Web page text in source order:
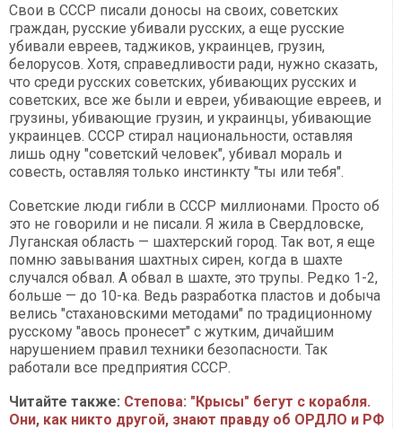
Свои в СССР писали доносы на своих, советских
граждан, русские убивали русских, а еще русские
убивали евреев, таджиков, украинцев, грузин,
белорусов. Хотя, справедливости ради, нужно сказать,
что среди русских советских, убивающих русских и
советских, все же были и евреи, убивающие евреев, и
грузины, убивающие грузин, и украинцы, убивающие
украинцев. СССР стирал национальности, оставляя
лишь одну "советский человек", убивал мораль и
совесть, оставляя только инстинкту "ты или тебя".
Советские люди гибли в СССР миллионами. Просто об
это не говорили и не писали. Я жила в Свердловске,
Луганская область — шахтерский город. Так вот, я еще
помню завывания шахтных сирен, когда в шахте
случался обвал. А обвал в шахте, это трупы. Редко 1-2,
больше — до 10-ка. Ведь разработка пластов и добыча
велись "стахановскими методами" по традиционному
русскому "авось пронесет" с жутким, дичайшим
нарушением правил техники безопасности. Так
работали все предприятия СССР.
Читайте также: Степова: "Крысы" бегут с корабля.
Они, как никто другой, знают правду об ОРДЛО и РФ